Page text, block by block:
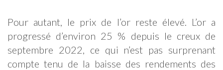
Pour autant, le prix de l’or reste élevé. L’or a
progressé d’environ 25 % depuis le creux de
septembre 2022, ce qui n’est pas surprenant
compte tenu de la baisse des rendements des